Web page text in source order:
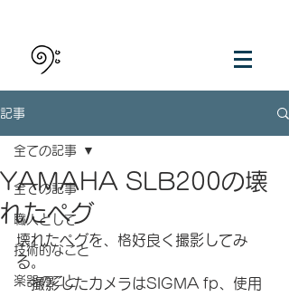
記事
全ての記事
職人として
技術的なこと
楽器のこと
全ての記事
YAMAHA SLB200の壊
れたペグ
壊れたペグを、格好良く撮影してみ
る。
撮影したカメラはSIGMA fp、使用